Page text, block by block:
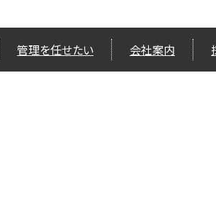
管理を任せたい 会社案内